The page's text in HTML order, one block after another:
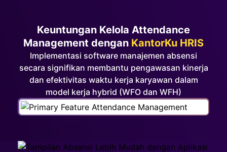
Keuntungan Kelola Attendance
Management dengan KantorKu HRIS
Implementasi software manajemen absensi
secara signifikan membantu pengawasan kinerja
dan efektivitas waktu kerja karyawan dalam
model kerja hybrid (WFO dan WFH)